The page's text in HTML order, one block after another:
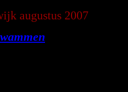
augustus 2007